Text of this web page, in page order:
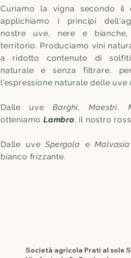
Curiamo la vigna secondo il
applichiamo i principi
nostre uve, nere e
territorio. Produciamo vini
a ridotto contenuto di
naturale e senza filtrare,
l'espressione naturale delle uve
Dalle uveBarghi,Maestri,
otteniamo Lambro, il nostro
Dalle uveSpergola eMalvasia
bianco frizzante.
Società agricola Prati al sole